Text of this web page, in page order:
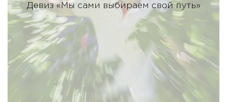
Девиз «Мы сами выбираем свой путь»